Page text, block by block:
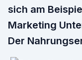
sich am
Marketing
Der